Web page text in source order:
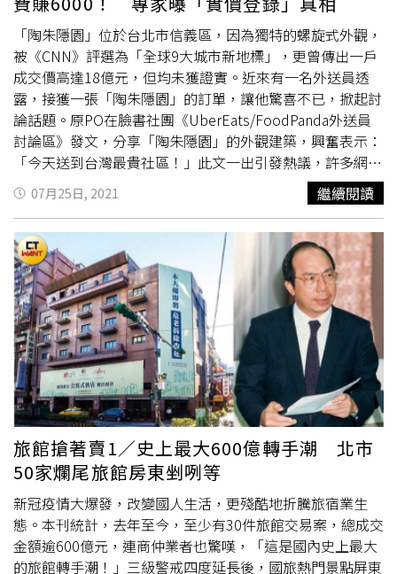
台塑說法，都更申請流程重跑預計將費時50個月，盼以
100％住戶支持爭取縮減流程，總部搬遷時程順延至2023年
後的合宜時點。根據推算，台塑都更案最快2028年新大樓
才可能完工，屆時市場價值將更為可觀。瑞普萊坊市場研究
部總監黃舒衛估計，台塑都更案使用「都更條例」修正新案
後，爭取到的容積獎勵將增加3600坪，等同銷售面積約
5000多坪，換算市值多了100億元。（圖／馬景平攝）
要1至2年的醞釀期，才會在實質申請上見效，像台塑都更案
產權整合較具共識、反應速度快的案子相對具優勢。鑫建築
執行長許峻豪認為，容積獎勵固然能增加誘因，但該有的代
拆魄力或是抑制大開口地主的稅負規定，都應該同時要有配
套措施。（圖／本刊資料室、馬景平攝）不僅如此，本月4
日內政部會議通過，耐震力未達現行標準的1/3，地方政府
可強拆，不限定中高樓建築，一般老舊公寓也能有1.3倍的
容積獎勵，預計年底前可發布實施。據了解，不少業者都重
新精算，希望爭取更多的容積獎勵。不只業者見獵心喜，還
在整合中的同意戶，也可能翻盤。「地主們也不是省油的
燈，看到容積獎勵的提升，也想要得到更好的分配條件，往
往導致改建案一拖就是十餘載歲月。」對於「都更條例」
1998年成立以來歷經9次修法，是否真正鼓勵危險或老舊公
寓加速改建，鑫建築執行長許峻豪持保留態度。他認為，容
積獎勵固然能增加誘因，但該有的代拆魄力或是抑制大開口
地主的稅負規定，都應該同時要有配套措施，才能讓改建同
意戶能有新家可歸。「本來是希望當成改建的誘因，但已經
要改建的、不需要在外力鼓勵的，反而賺得快又多。」
瑞普
萊坊市場研究部總監黃舒衛表示，獎勵持續加碼之下，確實
有「撐得越久、領得越多」、「等得越久、賺得越大」的感
覺。都更過程中，整合是最困難的一環，目前業界希望能設
立「都更危老整合業」的新業別及相關管理條例，能有法律
約束和明確收費項目，以健全都更市場。示意圖。（圖／馬
景平攝）黃舒衛也提醒，台塑都更案壓倒性的產權集中特
質，非一般合建案可比，一般地主不能只看到政策獎勵值的
增加，卻忽略更多的市場不確定性，尤其近期各縣市為了反
映物價，紛紛調高都更案建物工程造價標準，會直接影響合
「陶朱隱園」位於台北市信義區，因為獨特的螺旋式外觀，
被《CNN》評選為「全球9大城市新地標」，更曾傳出一戶
成交價高達18億元，但均未獲證實。近來有一名外送員透
露，接獲一張「陶朱隱園」的訂單，讓他驚喜不已，掀起討
論話題。原PO在臉書社團《UberEats/FoodPanda外送員
討論區》發文，分享「陶朱隱園」的外觀建築，興奮表示：
「今天送到台灣最貴社區！」此文一出引發熱議，許多網友
紛紛好奇：「小費給多少？」、「是不是會說幫我送上樓，
車子直接騎到B2坐車梯上來？」、「光小費就賺個6000
吧！」、「送餐經過都會覺得這棟真的很特別」。外傳陶朱
隱園一戶要價18億。（圖／報系資料照）不少同行也跳出來
分享曾經送到該社區的經驗，其中一人還貼出訂單明細，只
見備註欄寫著「陶朱隱園，大門口，有警衛，請打電話」，
餐點內容是總共261元的手搖飲，不過有其他外送員直言
「目前沒成交過，送過去只有保全叫餐」。針對疑問，原
PO也解答，當天的確不是住戶訂單，而是保全人員。其他
外送員分享經驗。（圖／翻攝自UberEats/FoodPanda外送
員討論區）另根據《民視新聞》報導，在7月改版的實價登
錄，可查單戶門牌，但實際一查，卻找不到任何交易紀錄，
瑞普萊坊市場研究暨顧問部總監黃舒衛指出，過去如果是由
地方或建商直接銷售的物件，其實是不用去實價登錄，以目
前整體社區的使用狀況來看，應該是沒有住戶實際入住。據
了解，「陶朱隱園」在2018年完工，2019年傳出首筆成
交，甚至外傳一戶要價18億天價，但建商並未正面回應此
事，後來一度傳出「封盤不賣」，但中華工程強調絕無此
事，這棟建築從蓋好到現在，仍備受關注。
07月25日, 2021 繼續閱讀
旅館搶著賣1／史上最大600億轉手潮 北市
50家爛尾旅館房東剉咧等
新冠疫情大爆發，改變國人生活，更殘酷地折騰旅宿業生
態。本刊統計，去年至今，至少有30件旅館交易案，總成交
金額逾600億元，連商仲業者也驚嘆，「這是國內史上最大
的旅館轉手潮！」三級警戒四度延長後，國旅熱門景點屏東